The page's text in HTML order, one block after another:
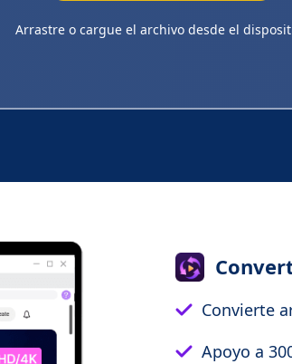
Arrastre o cargue el archivo desde el
Convierte
Apoyo a